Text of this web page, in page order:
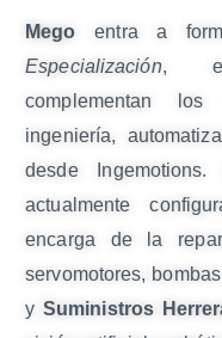
Mego entra a
Especialización,
complementan los
ingeniería,
desde
actualmente
encarga de la
servomotores,
y Suministros